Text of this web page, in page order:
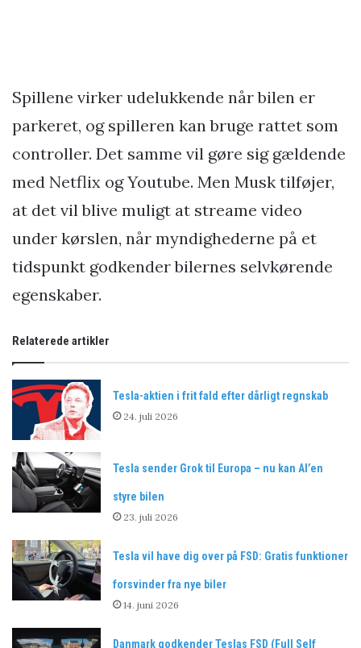
Spillene virker udelukkende når bilen er
parkeret, og spilleren kan bruge rattet som
controller. Det samme vil gøre sig gældende
med Netflix og Youtube. Men Musk tilføjer,
at det vil blive muligt at streame video
under kørslen, når myndighederne på et
tidspunkt godkender bilernes selvkørende
egenskaber.
Relaterede artikler
Tesla-aktien i frit fald efter dårligt regnskab
24. juli 2026
Tesla sender Grok til Europa – nu kan AI’en
styre bilen
23. juli 2026
Tesla vil have dig over på FSD: Gratis funktioner
forsvinder fra nye biler
14. juni 2026
Danmark godkender Teslas FSD (Full Self